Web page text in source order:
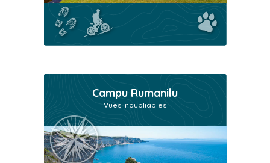
Campu Rumanilu
Vues inoubliables